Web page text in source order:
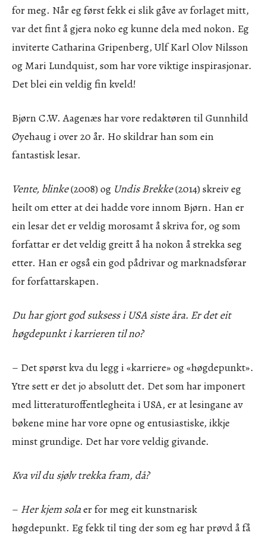
for meg. Når eg først fekk ei slik gåve av forlaget mitt,
var det fint å gjera noko eg kunne dela med nokon. Eg
inviterte Catharina Gripenberg, Ulf Karl Olov Nilsson
og Mari Lundquist, som har vore viktige inspirasjonar.
Det blei ein veldig fin kveld!
Bjørn C.W. Aagenæs har vore redaktøren til Gunnhild
Øyehaug i over 20 år. Ho skildrar han som ein
fantastisk lesar.
Vente, blinke(2008) og Undis Brekke(2014) skreiv eg
heilt om etter at dei hadde vore innom Bjørn. Han er
ein lesar det er veldig morosamt å skriva for, og som
forfattar er det veldig greitt å ha nokon å strekka seg
etter. Han er også ein god pådrivar og marknadsførar
for forfattarskapen.
Du har gjort god suksess i USA siste åra. Er det eit
høgdepunkt i karrieren til no?
– Det spørst kva du legg i «karriere» og «høgdepunkt».
Ytre sett er det jo absolutt det. Det som har imponert
med litteraturoffentlegheita i USA, er at lesingane av
bøkene mine har vore opne og entusiastiske, ikkje
minst grundige. Det har vore veldig givande.
Kva vil du sjølv trekka fram, då?
– Her kjem solaer for meg eit kunstnarisk
høgdepunkt. Eg fekk til ting der som eg har prøvd å få